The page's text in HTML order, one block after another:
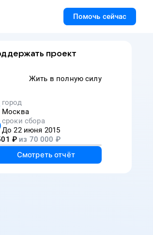
Помочь сейчас
проект
Жить в полную силу
город
Москва
сроки сбора
До 22 июня 2015
₽ из 70 000 ₽
Смотреть отчёт